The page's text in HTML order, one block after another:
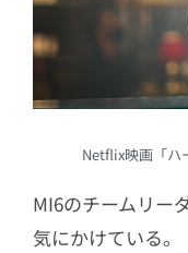
Netflix映画「ハ
MI6のチームリー
気にかけている。